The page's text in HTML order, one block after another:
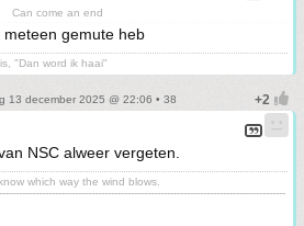
Can come an end
gemute heb
"Dan word ik haai"
13 december 2025 @ 22:06 • 38
NSC alweer vergeten.
which way the wind blows.